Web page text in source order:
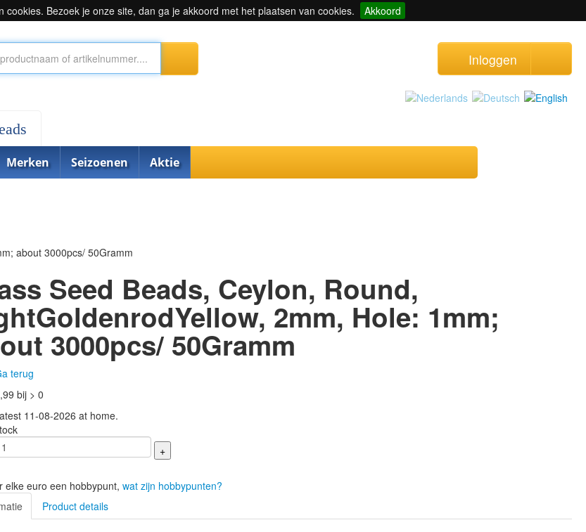
cookies. Bezoek je onze site, dan ga je akkoord met het plaatsen van cookies. Akkoord
Inloggen
Merken Seizoenen Aktie
about 3000pcs/ 50Gramm
Seed Beads, Ceylon, Round,
2mm, Hole: 1mm;
3000pcs/ 50Gramm
terug
bij > 0
11-08-2026 at home.
elke euro een hobbypunt, wat zijn hobbypunten?
Product details